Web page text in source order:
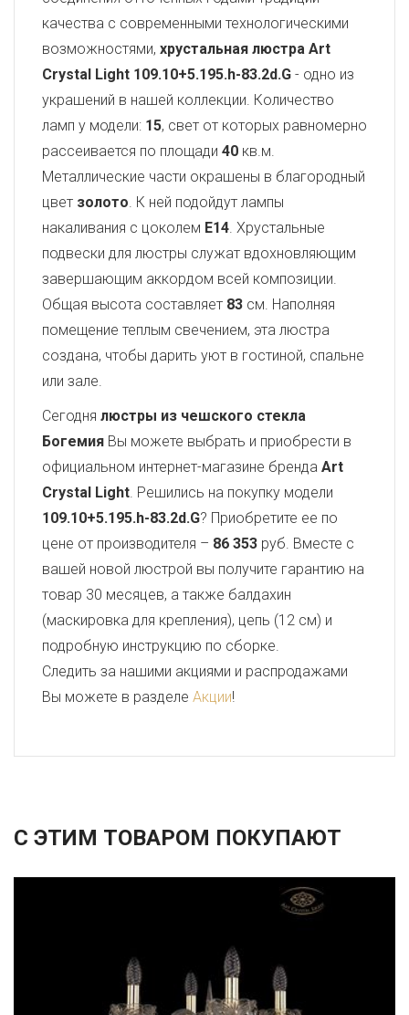
качества с современными технологическими
возможностями, хрустальная люстра Art
Crystal Light 109.10+5.195.h-83.2d.G - одно из
украшений в нашей коллекции. Количество
ламп у модели: 15, свет от которых равномерно
рассеивается по площади 40 кв.м.
Металлические части окрашены в благородный
цвет золото. К ней подойдут лампы
накаливания с цоколем E14. Хрустальные
подвески для люстры служат вдохновляющим
завершающим аккордом всей композиции.
Общая высота составляет 83 см. Наполняя
помещение теплым свечением, эта люстра
создана, чтобы дарить уют в гостиной, спальне
или зале.
Сегодня люстры из чешского стекла
Богемия Вы можете выбрать и приобрести в
официальном интернет-магазине бренда Art
Crystal Light. Решились на покупку модели
109.10+5.195.h-83.2d.G? Приобретите ее по
цене от производителя – 86 353 руб. Вместе с
вашей новой люстрой вы получите гарантию на
товар 30 месяцев, а также балдахин
(маскировка для крепления), цепь (12 см) и
подробную инструкцию по сборке.
Следить за нашими акциями и распродажами
Вы можете в разделе Акции!
С ЭТИМ ТОВАРОМ ПОКУПАЮТ